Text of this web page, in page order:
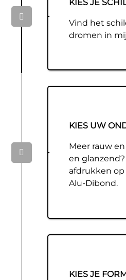
KIES JE
Vind het
dromen in
KIES UW
Meer rauw
en
afdrukken
Alu-Dibond.
KIES JE